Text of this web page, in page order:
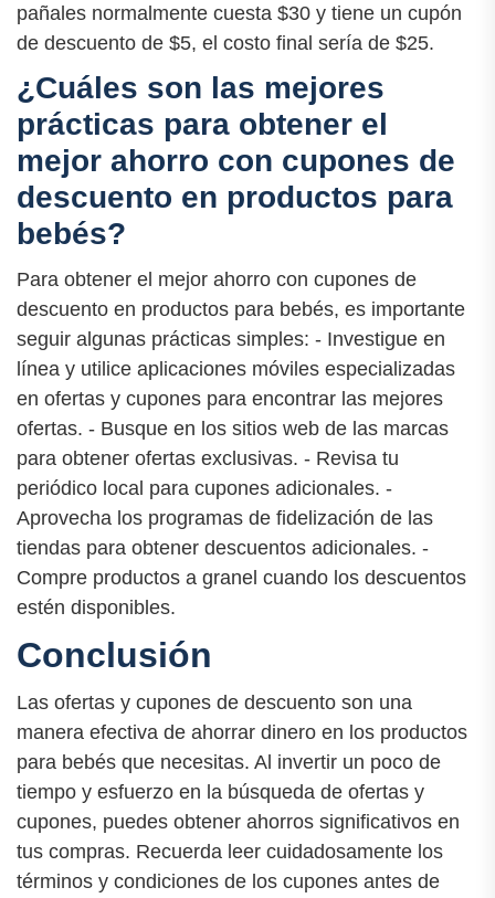
pañales normalmente cuesta $30 y tiene un cupón
de descuento de $5, el costo final sería de $25.
¿Cuáles son las mejores
prácticas para obtener el
mejor ahorro con cupones de
descuento en productos para
bebés?
Para obtener el mejor ahorro con cupones de
descuento en productos para bebés, es importante
seguir algunas prácticas simples: - Investigue en
línea y utilice aplicaciones móviles especializadas
en ofertas y cupones para encontrar las mejores
ofertas. - Busque en los sitios web de las marcas
para obtener ofertas exclusivas. - Revisa tu
periódico local para cupones adicionales. -
Aprovecha los programas de fidelización de las
tiendas para obtener descuentos adicionales. -
Compre productos a granel cuando los descuentos
estén disponibles.
Conclusión
Las ofertas y cupones de descuento son una
manera efectiva de ahorrar dinero en los productos
para bebés que necesitas. Al invertir un poco de
tiempo y esfuerzo en la búsqueda de ofertas y
cupones, puedes obtener ahorros significativos en
tus compras. Recuerda leer cuidadosamente los
términos y condiciones de los cupones antes de